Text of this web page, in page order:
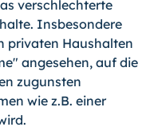
verschlechterte
Insbesondere
privaten Haushalten
angesehen, auf die
zugunsten
wie z.B. einer